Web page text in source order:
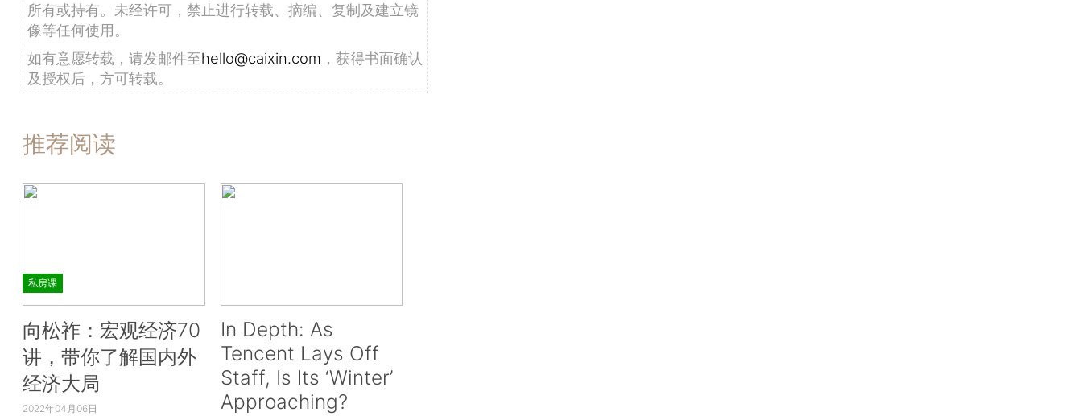
所有或持有。未经许可，禁止进行转载、摘编、复制及建立镜
像等任何使用。
如有意愿转载，请发邮件至hello@caixin.com ，获得书面确认
及授权后，方可转载。
推荐阅读
私房课
向松祚：宏观经济70
讲，带你了解国内外
经济大局
2022年04月06日
In Depth: As
Tencent Lays Off
Staff, Is Its ‘Winter’
Approaching?